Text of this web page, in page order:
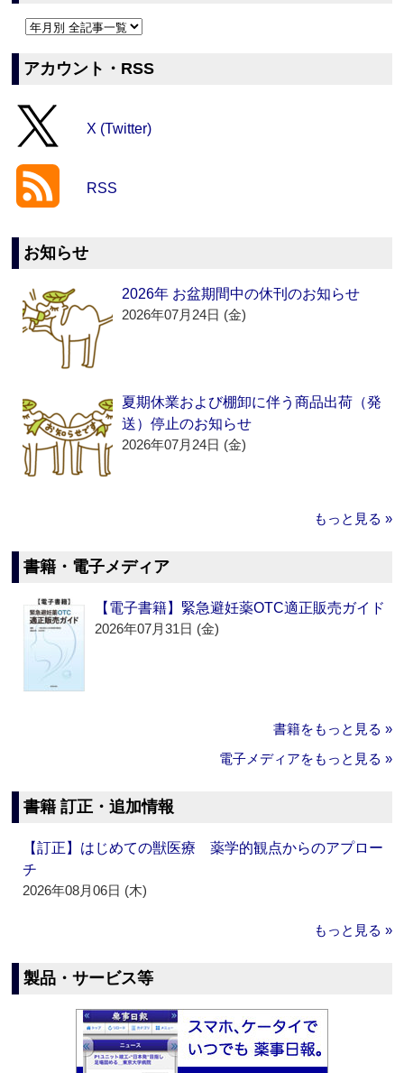
アカウント・RSS
X (Twitter)
RSS
お知らせ
2026年 お盆期間中の休刊のお知らせ
2026年07月24日 (金)
夏期休業および棚卸に伴う商品出荷（発
送）停止のお知らせ
2026年07月24日 (金)
もっと見る »
書籍・電子メディア
【電子書籍】緊急避妊薬OTC適正販売ガイド
2026年07月31日 (金)
書籍をもっと見る »
電子メディアをもっと見る »
書籍 訂正・追加情報
【訂正】はじめての獣医療 薬学的観点からのアプロー
チ
2026年08月06日 (木)
もっと見る »
製品・サービス等